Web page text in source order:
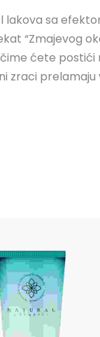
sa
“Zmajevog
ćete
zraci